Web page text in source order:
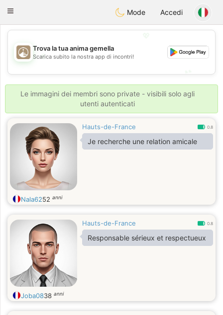
ahebik
Toggle
Mode Accedi
💖
💕
Trova la tua anima gemella
Scarica subito la nostra app di incontri!
Le immagini dei membri sono private - visibili solo agli
utenti autenticati
Hauts-de-France 0.8
Je recherche une relation amicale
Nala6252 anni
Hauts-de-France 0.8
Responsable sérieux et respectueux
Joba0838 anni